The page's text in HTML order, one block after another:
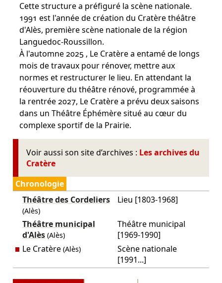
Cette structure a préfiguré la scène nationale.
1991 est l'année de création du Cratère théâtre
d'Alès, première scène nationale de la région
Languedoc-Roussillon.
À l'automne 2025 , Le Cratère a entamé de longs
mois de travaux pour rénover, mettre aux
normes et restructurer le lieu. En attendant la
réouverture du théâtre rénové, programmée à
la rentrée 2027, Le Cratère a prévu deux saisons
dans un Théâtre Éphémère situé au cœur du
complexe sportif de la Prairie.
Voir aussi son site d’archives : Les archives du
Cratère
Chronologie
Théâtre des Cordeliers
(Alès)
Lieu [1803-1968]
Théâtre municipal
d'Alès(Alès)
Théâtre municipal
[1969-1990]
Le Cratère (Alès)
Scène nationale
[1991...]